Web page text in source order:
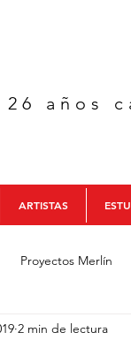
26 años
ARTISTAS
Proyectos Merlín
Colombia
2 min de lectura